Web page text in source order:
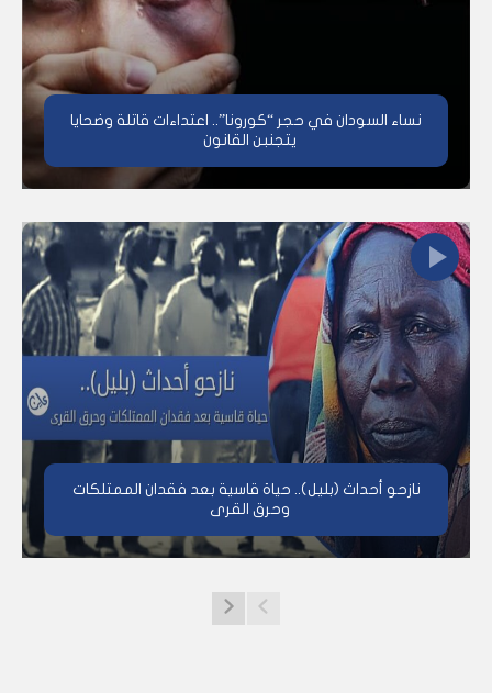
نساء السودان في حجر “كورونا”.. اعتداءات قاتلة وضحايا
يتجنبن القانون
نازحو أحداث (بليل).. حياة قاسية بعد فقدان الممتلكات
وحرق القرى